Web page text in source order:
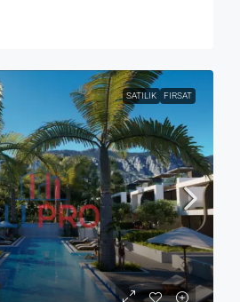
SATILIK FIRSAT